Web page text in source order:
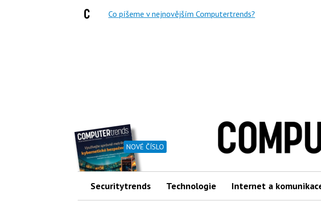
NOVÉ ČÍSLO
Securitytrends Technologie Internet a
Co píšeme v nejnovějším Computertrends?